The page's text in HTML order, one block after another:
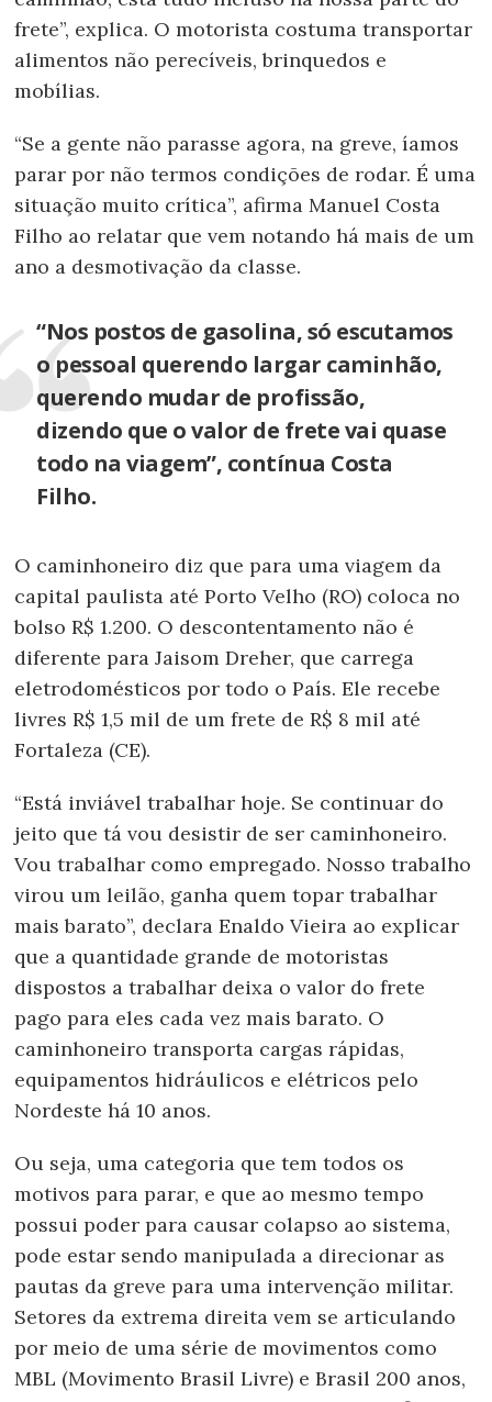
frete”, explica. O motorista costuma transportar
alimentos não perecíveis, brinquedos e
mobílias.
“Se a gente não parasse agora, na greve, íamos
parar por não termos condições de rodar. É uma
situação muito crítica”, afirma Manuel Costa
Filho ao relatar que vem notando há mais de um
ano a desmotivação da classe.
“Nos postos de gasolina, só escutamos
o pessoal querendo largar caminhão,
querendo mudar de profissão,
dizendo que o valor de frete vai quase
todo na viagem”, contínua Costa
Filho.
O caminhoneiro diz que para uma viagem da
capital paulista até Porto Velho (RO) coloca no
bolso R$ 1.200. O descontentamento não é
diferente para Jaisom Dreher, que carrega
eletrodomésticos por todo o País. Ele recebe
livres R$ 1,5 mil de um frete de R$ 8 mil até
Fortaleza (CE).
“Está inviável trabalhar hoje. Se continuar do
jeito que tá vou desistir de ser caminhoneiro.
Vou trabalhar como empregado. Nosso trabalho
virou um leilão, ganha quem topar trabalhar
mais barato”, declara Enaldo Vieira ao explicar
que a quantidade grande de motoristas
dispostos a trabalhar deixa o valor do frete
pago para eles cada vez mais barato. O
caminhoneiro transporta cargas rápidas,
equipamentos hidráulicos e elétricos pelo
Nordeste há 10 anos.
Ou seja, uma categoria que tem todos os
motivos para parar, e que ao mesmo tempo
possui poder para causar colapso ao sistema,
pode estar sendo manipulada a direcionar as
pautas da greve para uma intervenção militar.
Setores da extrema direita vem se articulando
por meio de uma série de movimentos como
MBL (Movimento Brasil Livre) e Brasil 200 anos,